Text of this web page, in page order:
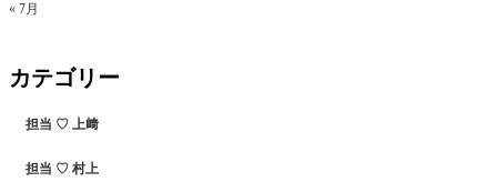
« 7月
カテゴリー
担当 ♡ 上﨑
担当 ♡ 村上